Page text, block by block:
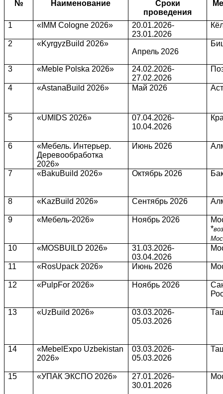
№ Наименование
Сроки
проведения
1 «IMM Cologne 2026»
20.01.2026-
23.01.2026
2
«KyrgyzBuild 2026»
Апрель 2026
3 «Meble Polska 2026»
24.02.2026-
27.02.2026
4 «AstanaBuild 2026» Май 2026
5 «UMIDS 2026»
07.04.2026-
10.04.2026
6
«Мебель. Интерьер.
Деревообработка
2026»
Июнь 2026
7 «BakuBuild 2026» Октябрь 2026
8 «KazBuild 2026» Сентябрь 2026
9 «Мебель-2026» Ноябрь 2026
*
10 «MOSBUILD 2026»
31.03.2026-
03.04.2026
11 «RosUpack 2026» Июнь 2026
12 «PulpFor 2026» Ноябрь 2026
13 «UzBuild 2026»
03.03.2026-
05.03.2026
14
«MebelExpo Uzbekistan
2026»
03.03.2026-
05.03.2026
15 «УПАК ЭКСПО 2026»
27.01.2026-
30.01.2026